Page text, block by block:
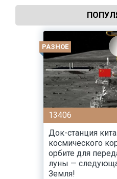
РАЗНОЕ
13406
Док-станция
космического
орбите для
луны —
Земля!